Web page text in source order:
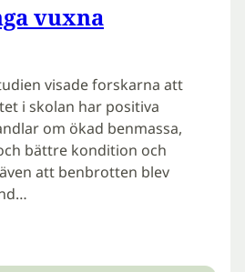
vuxna
visade forskarna att
i skolan har positiva
om ökad benmassa,
bättre kondition och
att benbrotten blev